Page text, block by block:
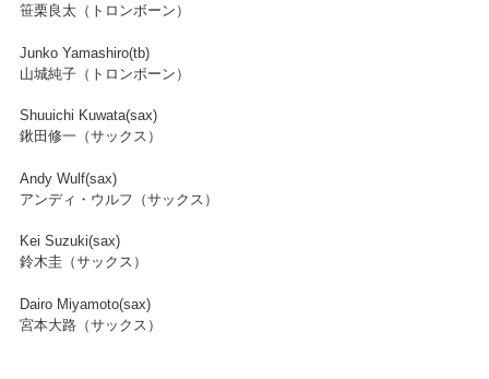
笹栗良太（トロンボーン）
Junko Yamashiro(tb)
山城純子（トロンボーン）
Shuuichi Kuwata(sax)
鍬田修一（サックス）
Andy Wulf(sax)
アンディ・ウルフ（サックス）
Kei Suzuki(sax)
鈴木圭（サックス）
Dairo Miyamoto(sax)
宮本大路（サックス）